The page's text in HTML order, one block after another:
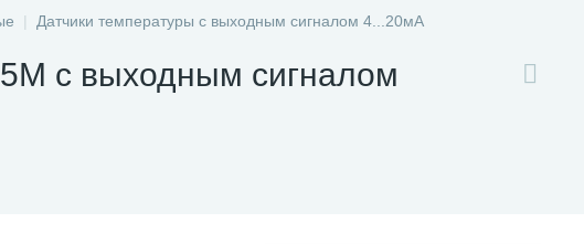
Датчики температуры с выходным сигналом 4...20мА
с выходным сигналом